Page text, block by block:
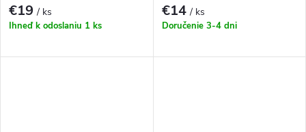
€19/ ks
Ihneď k odoslaniu 1 ks
€14/ ks
Doručenie 3-4 dni